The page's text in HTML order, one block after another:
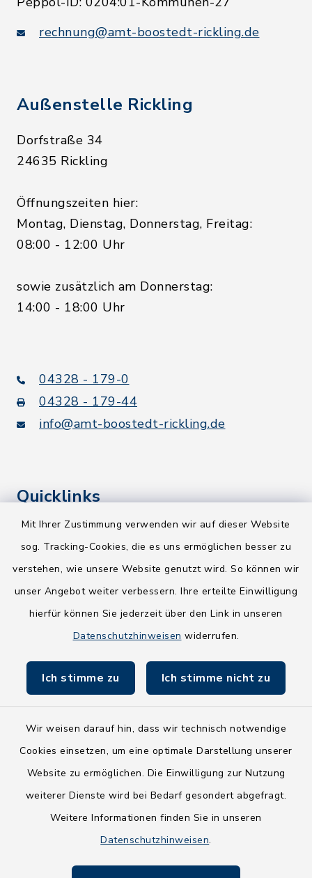
Mit Ihrer Zustimmung verwenden wir auf dieser Website
sog. Tracking-Cookies, die es uns ermöglichen besser zu
verstehen, wie unsere Website genutzt wird. So können wir
unser Angebot weiter verbessern. Ihre erteilte Einwilligung
hierfür können Sie jederzeit über den Link in unseren
Datenschutzhinweisen widerrufen.
Ich stimme zu Ich stimme nicht zu
Wir weisen darauf hin, dass wir technisch notwendige
Cookies einsetzen, um eine optimale Darstellung unserer
Website zu ermöglichen. Die Einwilligung zur Nutzung
weiterer Dienste wird bei Bedarf gesondert abgefragt.
Weitere Informationen finden Sie in unseren
Datenschutzhinweisen.
rechnung@amt-boostedt-rickling.de
Außenstelle Rickling
Dorfstraße 34
24635 Rickling
Öffnungszeiten hier:
Montag, Dienstag, Donnerstag, Freitag:
08:00 - 12:00 Uhr
sowie zusätzlich am Donnerstag:
14:00 - 18:00 Uhr
04328 - 179-0
04328 - 179-44
info@amt-boostedt-rickling.de
Quicklinks
Kreis Segeberg
NEU! Amtsbroschüre 2026
Holsteiner Auenland
Fundbüro
Barrierefreiheit